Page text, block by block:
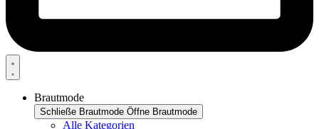
Brautmode
Schließe Brautmode Öffne Brautmode
Alle Kategorien